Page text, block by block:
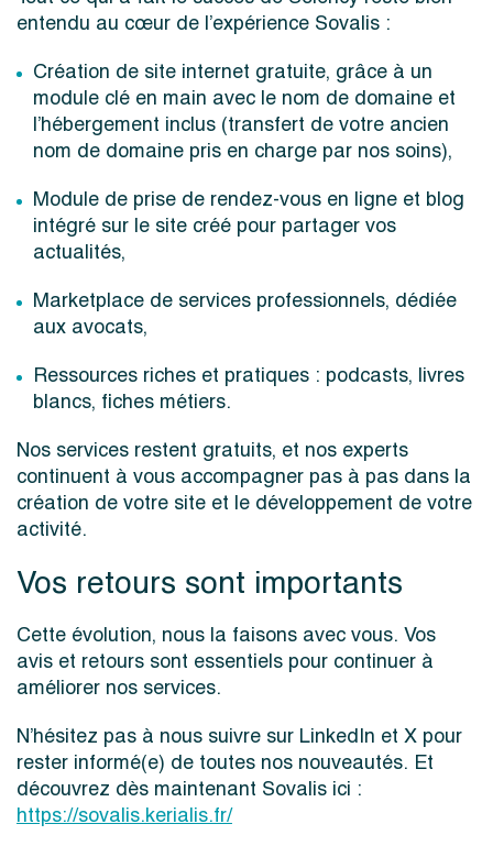
entendu au cœur de l’expérience Sovalis :
Création de site internet gratuite, grâce à un
module clé en main avec le nom de domaine et
l’hébergement inclus (transfert de votre ancien
nom de domaine pris en charge par nos soins),
Module de prise de rendez-vous en ligne et blog
intégré sur le site créé pour partager vos
actualités,
Marketplace de services professionnels, dédiée
aux avocats,
Ressources riches et pratiques : podcasts, livres
blancs, fiches métiers.
Nos services restent gratuits, et nos experts
continuent à vous accompagner pas à pas dans la
création de votre site et le développement de votre
activité.
Vos retours sont importants
Cette évolution, nous la faisons avec vous. Vos
avis et retours sont essentiels pour continuer à
améliorer nos services.
N’hésitez pas à nous suivre sur LinkedIn et X pour
rester informé(e) de toutes nos nouveautés. Et
découvrez dès maintenant Sovalis ici :
https://sovalis.kerialis.fr/